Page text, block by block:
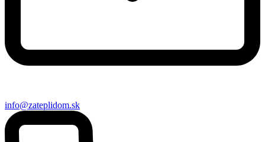
info@zateplidom.sk